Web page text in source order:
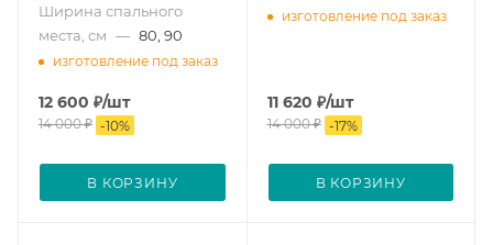
Ширина спального
места, см — 80, 90
изготовление под заказ
12 600 ₽/шт
14 000₽ -10%
В КОРЗИНУ
изготовление под заказ
11 620 ₽/шт
14 000₽ -17%
В КОРЗИНУ